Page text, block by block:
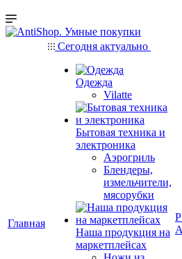
Главная
Сегодня актуально
Одежда
Vilatte
Бытовая техника и
электроника
Аэрогриль
Блендеры,
измельчители,
мясорубки
Наша продукция на
маркетплейсах